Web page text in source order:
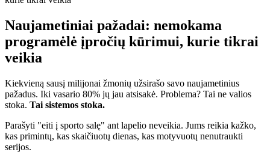
Naujametiniai pažadai: nemokama
programėlė įpročių kūrimui, kurie tikrai
veikia
Kiekvieną sausį milijonai žmonių užsirašo savo naujametinius
pažadus. Iki vasario 80% jų jau atsisakė. Problema? Tai ne valios
stoka. Tai sistemos stoka.
Parašyti "eiti į sporto salę" ant lapelio neveikia. Jums reikia kažko,
kas primintų, kas skaičiuotų dienas, kas motyvuotų nenutraukti
serijos.